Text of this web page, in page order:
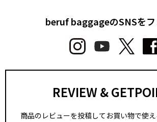
beruf baggageのSNSをフ
REVIEW &
商品のレビューを投稿してお買い物で使